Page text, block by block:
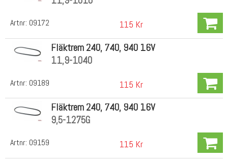
Artnr: 09172 115 Kr
Artnr: 09189
Fläktrem 240, 740, 940 16V
11,9-1040
115 Kr
Artnr: 09159
Fläktrem 240, 740, 940 16V
9,5-1275G
115 Kr